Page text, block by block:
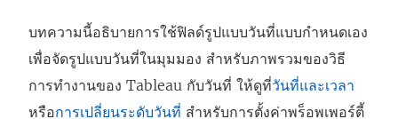
บทความนี้อธิบายการใช้ฟิลด์รูปแบบวันที่แบบกำหนดเอง
เพื่อจัดรูปแบบวันที่ในมุมมอง สำหรับภาพรวมของวิธี
การทำงานของ Tableau กับวันที่ ให้ดูที่วันที่และเวลา
หรือการเปลี่ยนระดับวันที่ สำหรับการตั้งค่าพร็อพเพอร์ตี้